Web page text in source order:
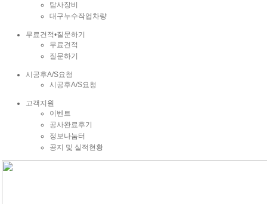
탐사장비
대구누수작업차량
무료견적•질문하기
무료견적
질문하기
시공후A/S요청
시공후A/S요청
고객지원
이벤트
공사완료후기
정보나눔터
공지 및 실적현황